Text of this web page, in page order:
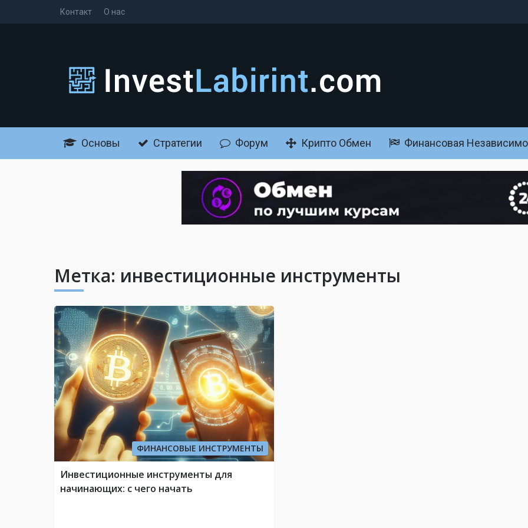
Контакт О нас
Основы Стратегии Форум Крипто Обмен Финансовая
Метка: инвестиционные инструменты
ФИНАНСОВЫЕ ИНСТРУМЕНТЫ
Инвестиционные инструменты для
начинающих: с чего начать